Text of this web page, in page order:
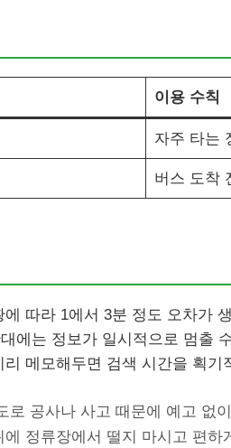
이용 수칙
자주 타는
버스 도착
따라 1에서 3분 정도 오차가
에는 정보가 일시적으로 멈출
메모해두면 검색 시간을 획기
로 공사나 사고 때문에 예고 없
정류장에서 떨지 마시고 편하